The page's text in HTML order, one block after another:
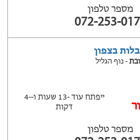
מספר טלפון
072-253-
בצפון
- נוף הגליל
ייפתח עוד -13 שעות ‫ו--4
דקות
מספר טלפון